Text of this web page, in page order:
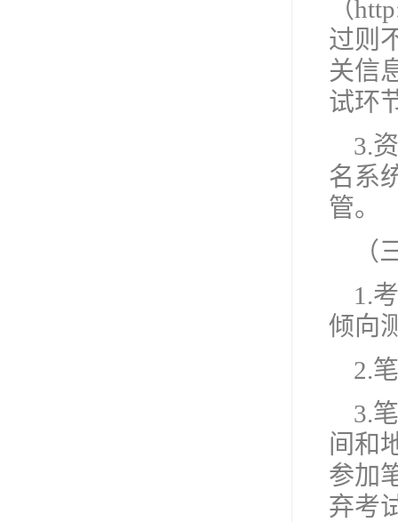
（
过则
关信
试环
3.
名系
管。
（
1.
倾向
2.
3.
间和
参加
弃考